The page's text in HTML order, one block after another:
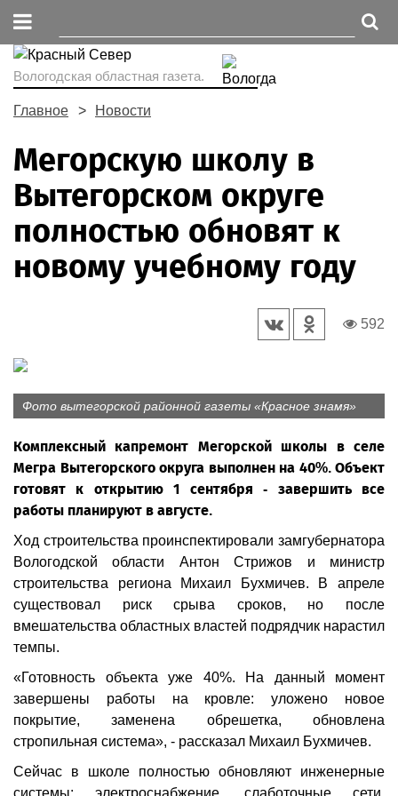
Вологодская областная газета.
Главное Новости
Мегорскую школу в
Вытегорском округе
полностью обновят к
новому учебному году
592
Фото вытегорской районной газеты «Красное знамя»
Комплексный капремонт Мегорской школы в селе
Мегра Вытегорского округа выполнен на 40%. Объект
готовят к открытию 1 сентября - завершить все
работы планируют в августе.
Ход строительства проинспектировали замгубернатора
Вологодской области Антон Стрижов и министр
строительства региона Михаил Бухмичев. В апреле
существовал риск срыва сроков, но после
вмешательства областных властей подрядчик нарастил
темпы.
«Готовность объекта уже 40%. На данный момент
завершены работы на кровле: уложено новое
покрытие, заменена обрешетка, обновлена
стропильная система», - рассказал Михаил Бухмичев.
Сейчас в школе полностью обновляют инженерные
системы: электроснабжение, слаботочные сети,